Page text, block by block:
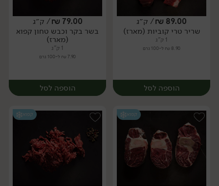
מארז מארז
89.00
₪/ ק״ג
שריר טרי קוביות (מארז)
1 ק"ג
8.90 ₪ ל-100 גרם
הוספה לסל
79.00
₪/ ק״ג
בשר בקר וכבש טחון קפוא
(מארז)
1 ק"ג
7.90 ₪ ל-100 גרם
הוספה לסל
קפוא קפוא